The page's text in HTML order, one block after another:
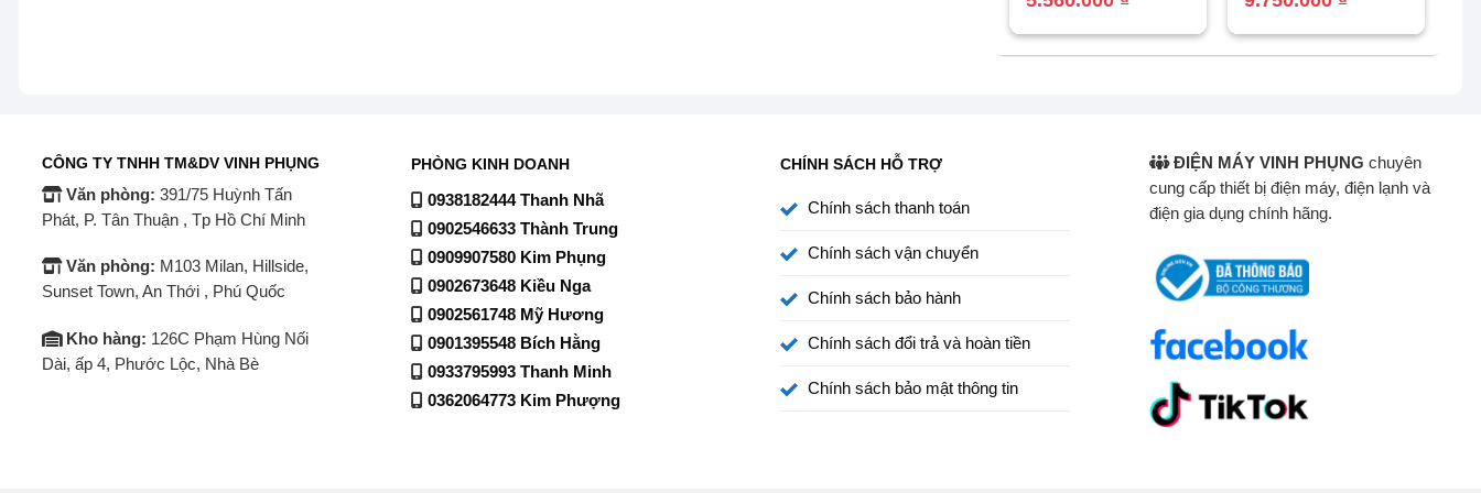
– Chế độ FilmMaker Mode bảo toàn tính nghệ thuật vốn có trong bộ phim điện ảnh đúng theo ý đồ của đạo diễn,
để bạn cảm nhận rõ hơn điều mà nhà làm phim muốn truyền tải đến người xem.
giảm độ trễ khi chơi game cho hiệu ứng phản hồi nhạy, hỗ trợ tính
năng FreeSync,G-Syncchống xé hình, giật hình. Chế độgame HGiG điều chỉnh đồ họa HDR đẹp mắt, nâng tầm
trải nghiệm cho các game thủ tối ưu.
5.560.000 ₫.
9.750.000 ₫.
CÔNG TY TNHH TM&DV VINH PHỤNG
Văn phòng: 391/75 Huỳnh Tấn
Phát, P. Tân Thuận , Tp Hồ Chí Minh
Văn phòng: M103 Milan, Hillside,
Sunset Town, An Thới , Phú Quốc
Kho hàng: 126C Phạm Hùng Nối
Dài, ấp 4, Phước Lộc, Nhà Bè
PHÒNG KINH DOANH
0938182444 Thanh Nhã
0902546633 Thành Trung
0909907580 Kim Phụng
0902673648 Kiều Nga
0902561748 Mỹ Hương
0901395548 Bích Hằng
0933795993 Thanh Minh
0362064773 Kim Phượng
CHÍNH SÁCH HỖ TRỢ
Chính sách thanh toán
Chính sách vận chuyển
Chính sách bảo hành
Chính sách đổi trả và hoàn tiền
Chính sách bảo mật thông tin
ĐIỆN MÁY VINH PHỤNG chuyên
cung cấp thiết bị điện máy, điện lạnh và
điện gia dụng chính hãng.